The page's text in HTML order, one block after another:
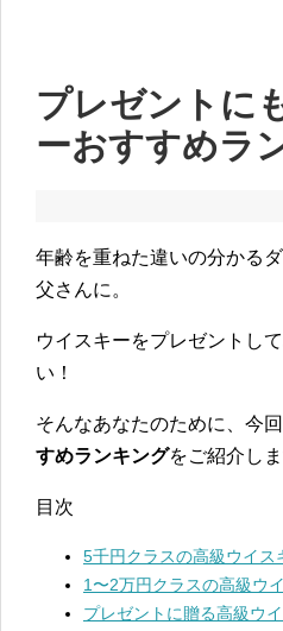
プレゼントに
ーおすすめラ
年齢を重ねた違いの分かる
父さんに。
ウイスキーをプレゼントし
い！
そんなあなたのために、今
すめランキングをご紹介しま
目次
5千円クラスの高級ウイス
1〜2万円クラスの高級ウ
プレゼントに贈る高級ウ